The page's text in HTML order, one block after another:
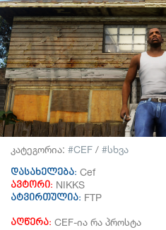
კატეგორია: CEF /
სხვა
დასახელება: Cef
ავტორი: NIKKS
ატვირთულია: FTP
აღწერა: CEF-ია რა პროსტა